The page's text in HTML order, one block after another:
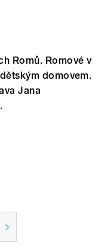
Romů. Romové v
domovem.
Jana